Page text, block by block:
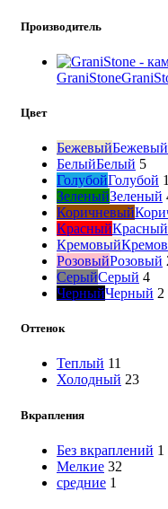
Производитель
GraniStone
Цвет
БежевыйБежевый
БелыйБелый 5
ГолубойГолубой 1
ЗеленыйЗеленый
Коричневый
КрасныйКрасный
Кремовый
РозовыйРозовый
СерыйСерый 4
ЧерныйЧерный 2
Оттенок
Теплый 11
Холодный 23
Вкрапления
Без вкраплений 1
Мелкие 32
средние 1